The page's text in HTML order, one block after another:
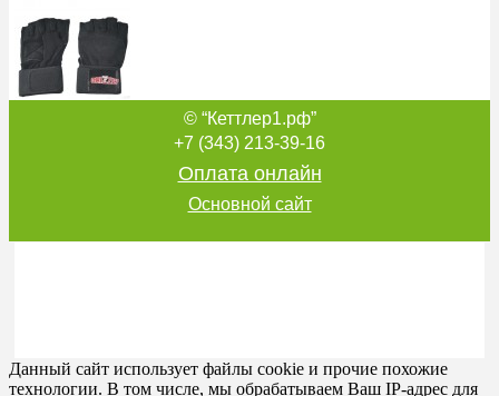
Перчатки GRIZZLY Power 8731-04 GF8731-040M-MN-SD
© “Кеттлер1.рф”
+7 (343) 213-39-16
Оплата онлайн
Основной сайт
Данный сайт использует файлы cookie и прочие похожие
технологии. В том числе, мы обрабатываем Ваш IP-адрес для